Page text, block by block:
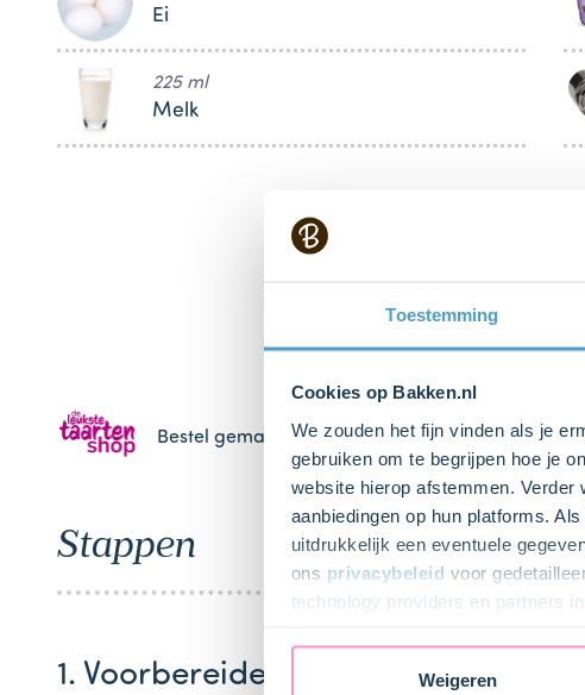
Toestemming
Cookies op Bakken.nl
We zouden het fijn vinden als je
gebruiken om te begrijpen hoe je
website hierop afstemmen.
aanbiedingen op hun platforms.
uitdrukkelijk een eventuele
ons privacybeleid voor
technology providers en partners
Weigeren
Ei
225 ml
Melk
Bestel gemakkelijk en snel je bakproducten bij
Stappen
1. Voorbereiden